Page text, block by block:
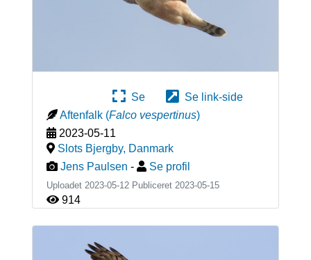
Se
Se link-side
Aftenfalk (Falco vespertinus)
2023-05-11
Slots Bjergby, Danmark
Jens Paulsen - Se profil
Uploadet 2023-05-12 Publiceret 2023-05-15
914